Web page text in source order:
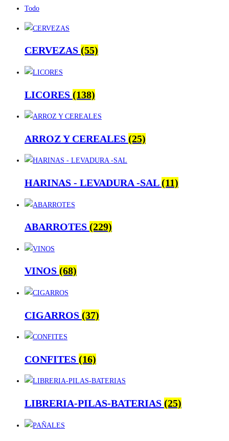
Todo
CERVEZAS (55)
LICORES (138)
ARROZ Y CEREALES (25)
HARINAS - LEVADURA -SAL(11)
ABARROTES (229)
VINOS (68)
CIGARROS (37)
CONFITES (16)
LIBRERIA-PILAS-BATERIAS (25)